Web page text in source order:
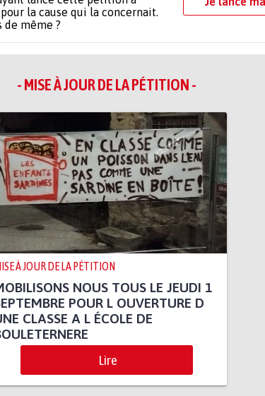
la cause qui la concernait.
de même ?
- MISE À JOUR DE LA PÉTITION -
À JOUR DE LA PÉTITION
NOUS TOUS LE JEUDI 1
POUR L OUVERTURE D
CLASSE A L ÉCOLE DE
Lire